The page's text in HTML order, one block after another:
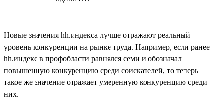
Новые значения hh.индекса лучше отражают реальный
уровень конкуренции на рынке труда. Например, если ранее
hh.индекс в профобласти равнялся семи и обозначал
повышенную конкуренцию среди соискателей, то теперь
такое же значение отражает умеренную конкуренцию среди
них.